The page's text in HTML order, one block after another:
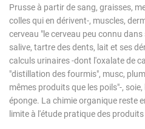
Prusse à partir de sang, graisses,
colles qui en dérivent-, muscles,
cerveau "le cerveau peu connu
salive, tartre des dents, lait et ses
calculs urinaires -dont l'oxalate de
"distillation des fourmis", musc,
mêmes produits que les poils"-,
éponge. La chimie organique reste
limite à l'étude pratique des